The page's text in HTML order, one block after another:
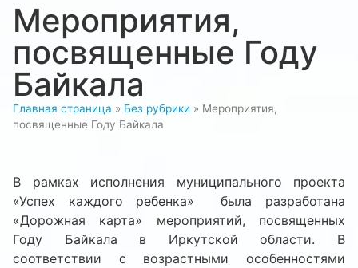
Мероприятия,
посвященные Году
Байкала
Главная страница » Без рубрики » Мероприятия,
посвященные Году Байкала
В рамках исполнения муниципального проекта
«Успех каждого ребенка» была разработана
«Дорожная карта» мероприятий, посвященных
Году Байкала в Иркутской области. В
соответствии с возрастными особенностями